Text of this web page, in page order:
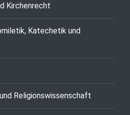
Kirchenrecht
Katechetik und
Religionswissenschaft